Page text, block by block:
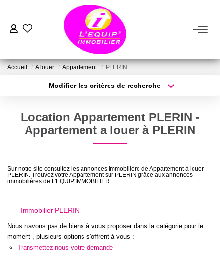
ACHETER
FAIRE GÉRER
Notre Équipe
Accueil A louer Appartement PLERIN
Modifier les critères de recherche
Sélectionnez...
Type de bien
Surface min
Créer une alerte
Location Appartement PLERIN -
Appartement a louer à PLERIN
Sur notre site consultez les annonces immobilière de Appartement à louer
PLERIN. Trouvez votre Appartement sur PLERIN grâce aux annonces
immobilières de L'EQUIP'IMMOBILIER.
Immobilier PLERIN
Nous n'avons pas de biens à vous proposer dans la catégorie pour le
moment , plusieurs options s'offrent à vous :
Transmettez-nous votre demande